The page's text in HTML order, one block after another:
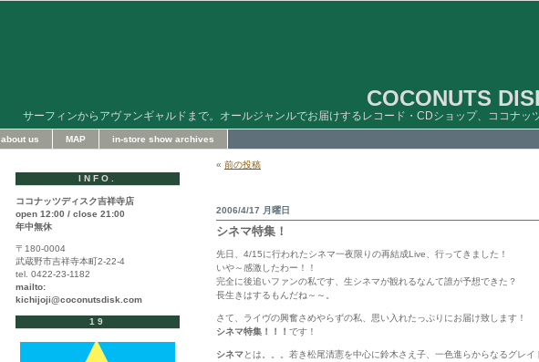
COCONUTS
サーフィンからアヴァンギャルドまで。オールジャンルでお届けするレコード・CDショップ、ココナッ
about us MAP in-store show archives
« 前の投稿
2006/4/17 月曜日
シネマ特集！
先日、4/15に行われたシネマ一夜限りの再結成Live、行ってきました！
いや～感激したわー！！
完全に後追いファンの私です、生シネマが観れるなんて誰が予想できた？
長生きはするもんだね～～。
さて、ライヴの興奮さめやらずの私、思い入れたっぷりにお届け致します！
シネマ特集！！！ です！
シネマとは。。。若き松尾清憲を中心に鈴木さえ子、一色進らからなるグレイ
INFO.
ココナッツディスク吉祥寺店
open 12:00 / close 21:00
年中無休
〒180-0004
武蔵野市吉祥寺本町2-22-4
tel. 0422-23-1182
mailto:
kichijoji@coconutsdisk.com
19